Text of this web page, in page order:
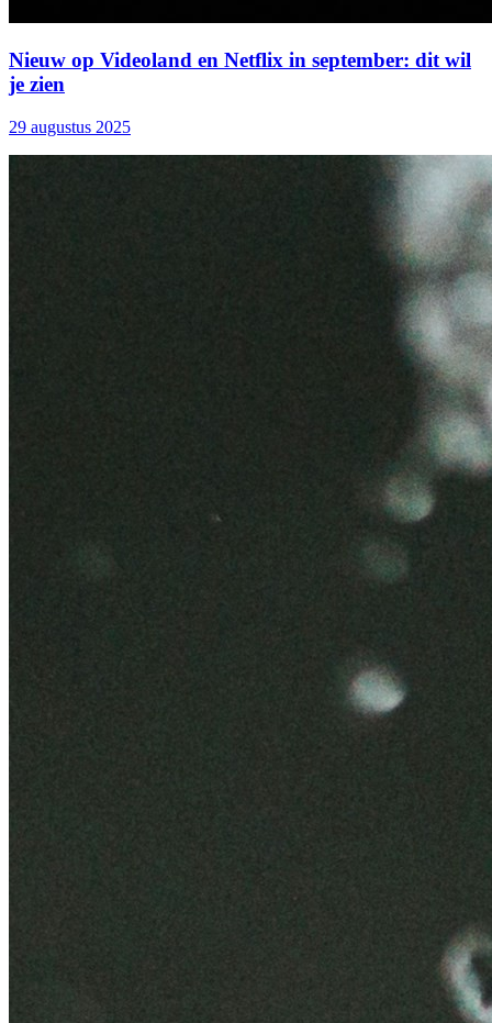
Nieuw op Videoland en Netflix in september: dit wil
je zien
29 augustus 2025